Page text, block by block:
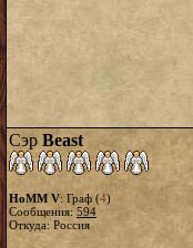
Сэр Beast
HoMM V: Граф (4)
Сообщения: 594
Откуда: Россия